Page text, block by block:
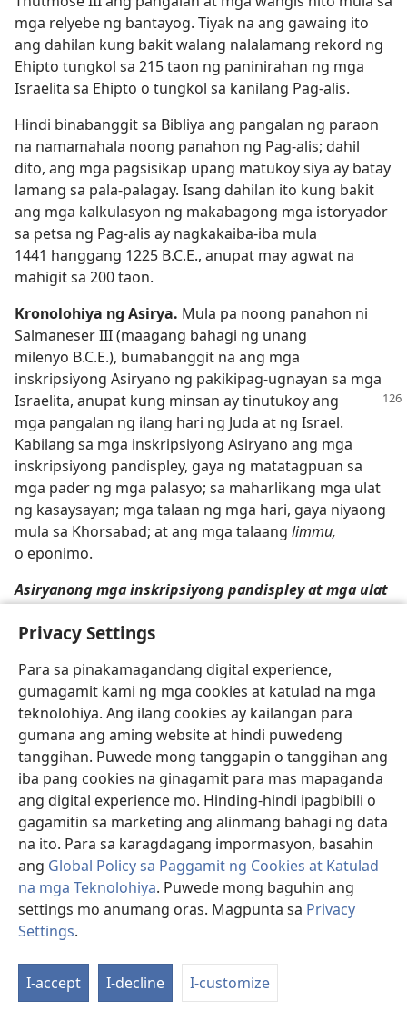
Privacy Settings
Para sa pinakamagandang digital experience,
gumagamit kami ng mga cookies at katulad na mga
teknolohiya. Ang ilang cookies ay kailangan para
gumana ang aming website at hindi puwedeng
tanggihan. Puwede mong tanggapin o tanggihan ang
iba pang cookies na ginagamit para mas mapaganda
ang digital experience mo. Hinding-hindi ipagbibili o
gagamitin sa marketing ang alinmang bahagi ng data
na ito. Para sa karagdagang impormasyon, basahin
ang Global Policy sa Paggamit ng Cookies at Katulad
na mga Teknolohiya. Puwede mong baguhin ang
settings mo anumang oras. Magpunta sa Privacy
Settings.
I-accept I-decline I-customize
mga relyebe ng bantayog. Tiyak na ang gawaing ito
ang dahilan kung bakit walang nalalamang rekord ng
Ehipto tungkol sa 215 taon ng paninirahan ng mga
Israelita sa Ehipto o tungkol sa kanilang Pag-alis.
Hindi binabanggit sa Bibliya ang pangalan ng paraon
na namamahala noong panahon ng Pag-alis; dahil
dito, ang mga pagsisikap upang matukoy siya ay batay
lamang sa pala-palagay. Isang dahilan ito kung bakit
ang mga kalkulasyon ng makabagong mga istoryador
sa petsa ng Pag-alis ay nagkakaiba-iba mula
1441 hanggang 1225 B.C.E., anupat may agwat na
mahigit sa 200 taon.
Kronolohiya ng Asirya. Mula pa noong panahon ni
Salmaneser III (maagang bahagi ng unang
milenyo B.C.E.), bumabanggit na ang mga
inskripsiyong Asiryano ng pakikipag-ugnayan sa mga
Israelita, anupat kung minsan ay tinutukoy ang
mga pangalan ng ilang hari ng Juda at ng Israel.
Kabilang sa mga inskripsiyong Asiryano ang mga
inskripsiyong pandispley, gaya ng matatagpuan sa
mga pader ng mga palasyo; sa maharlikang mga ulat
ng kasaysayan; mga talaan ng mga hari, gaya niyaong
mula sa Khorsabad; at ang mga talaang limmu,
o eponimo.
Asiryanong mga inskripsiyong pandispley at mga ulat
(1916, p. 5, 6), ganito ang paglalarawan ni Albert
pandispley: “Maaari nating . . . gamitin ang
inskripsiyong Pandispley upang punan ang mga
puwang sa mga Ulat ng Kasaysayan [maharlikang mga
kronika na nagtatala ng mga pangyayari taun-taon],
ngunit wala ito ni bahagya mang awtoridad kapag
hindi ito kaayon ng orihinal nito.” Matapos ipakita na
ang pangunahing layunin ng mga inskripsiyong
pandispley na ito ay hindi ang pagbibigay ng isang
ugnay-ugnay na kasaysayan ng paghahari, idinagdag
niya: “Ang isa pang suliraning kasinlubha nito ay na
halos walang kronolohikal na pagkakasunud-sunod
ang mga ito. . . . Maliwanag na dapat mag-ingat sa
paggamit ng mga ito.”
Tungkol naman sa mga ulat ng kasaysayan, sinabi
niya: “Mayroon tayo ritong isang karaniwang